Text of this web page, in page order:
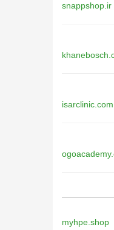
snappshop.ir
isarclinic.com
myhpe.shop